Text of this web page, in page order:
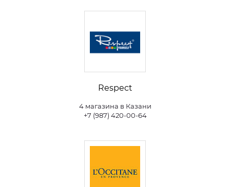
Respect
4 магазина в Казани
+7 (987) 420-00-64